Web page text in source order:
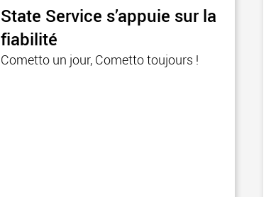
State Service s’appuie sur la
fiabilité
Cometto un jour, Cometto toujours !